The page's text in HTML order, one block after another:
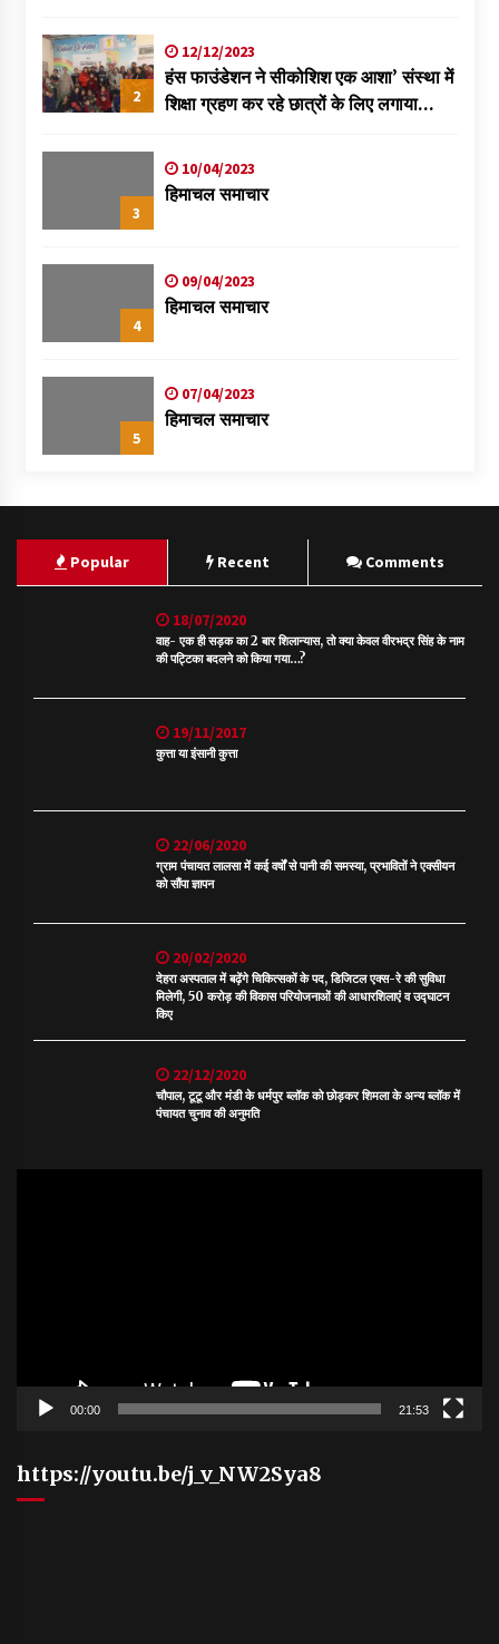
2
12/12/2023
हंस फाउंडेशन ने सीकोशिश एक आशा’ संस्था में
शिक्षा ग्रहण कर रहे छात्रों के लिए लगाया
3
10/04/2023
हिमाचल समाचार
4
09/04/2023
हिमाचल समाचार
5
07/04/2023
हिमाचल समाचार
Popular Recent Comments
18/07/2020
वाह- एक ही सड़क का 2 बार शिलान्यास, तो क्या केवल वीरभद्र सिंह के नाम
की पट्टिका बदलने को किया गया…?
19/11/2017
कुत्ता या इंसानी कुत्ता
22/06/2020
ग्राम पंचायत लालसा में कई वर्षों से पानी की समस्या, प्रभावितों ने एक्सीयन
को सौंपा ज्ञापन
20/02/2020
देहरा अस्पताल में बढ़ेंगे चिकित्सकों के पद, डिजिटल एक्स-रे की सुविधा
मिलेगी, 50 करोड़ की विकास परियोजनाओं की आधारशिलाएं व उद्घाटन
किए
22/12/2020
चौपाल, टूटू और मंडी के धर्मपुर ब्लॉक को छोड़कर शिमला के अन्य ब्लॉक में
पंचायत चुनाव की अनुमति
00:00 21:53
https://youtu.be/j_v_NW2Sya8